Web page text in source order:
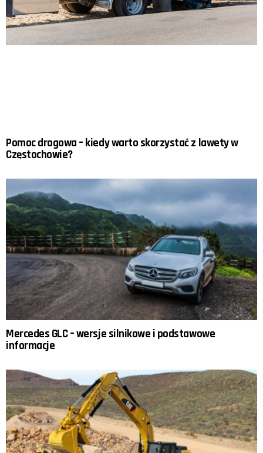
Pomoc drogowa – kiedy warto skorzystać z lawety w
Częstochowie?
Mercedes GLC – wersje silnikowe i podstawowe
informacje